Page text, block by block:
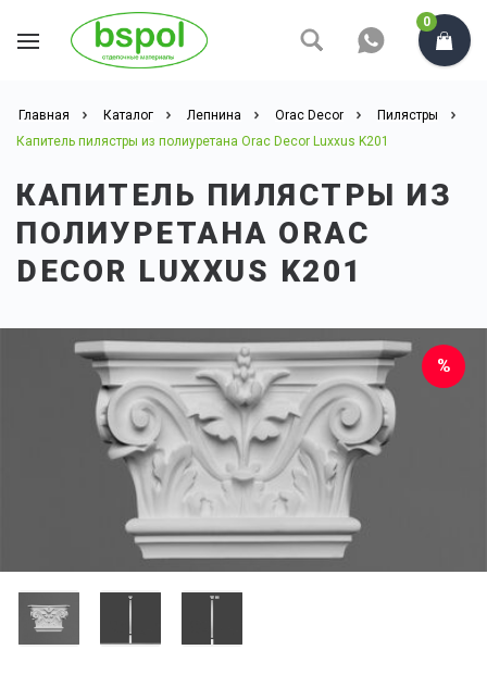
0
Главная Каталог Лепнина Orac Decor
Пилястры
Капитель пилястры из полиуретана Orac Decor Luxxus K201
КАПИТЕЛЬ ПИЛЯСТРЫ ИЗ
ПОЛИУРЕТАНА ORAC
DECOR LUXXUS K201